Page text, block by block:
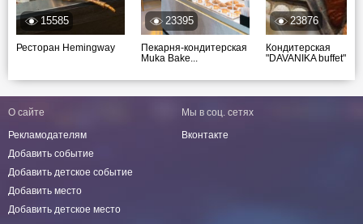
15585
Ресторан Hemingway
23395
Пекарня-кондитерская
Muka Bake...
23876
Кондитерская
"DAVANIKA buffet"...
О сайте
Рекламодателям
Добавить событие
Добавить детское событие
Добавить место
Добавить детское место
Мы в соц. сетях
Вконтакте